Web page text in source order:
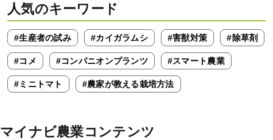
人気のキーワード
#生産者の試み #カイガラムシ #害獣対策 #除草剤
#コメ #コンパニオンプランツ #スマート農業
#ミニトマト #農家が教える栽培方法
マイナビ農業コンテンツ